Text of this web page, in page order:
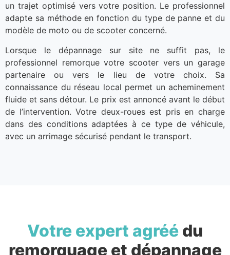
un trajet optimisé vers votre position. Le professionnel
adapte sa méthode en fonction du type de panne et du
modèle de moto ou de scooter concerné.
Lorsque le dépannage sur site ne suffit pas, le
professionnel remorque votre scooter vers un garage
partenaire ou vers le lieu de votre choix. Sa
connaissance du réseau local permet un acheminement
fluide et sans détour. Le prix est annoncé avant le début
de l’intervention. Votre deux-roues est pris en charge
dans des conditions adaptées à ce type de véhicule,
avec un arrimage sécurisé pendant le transport.
Votre expert agréé du
remorquage et dépannage